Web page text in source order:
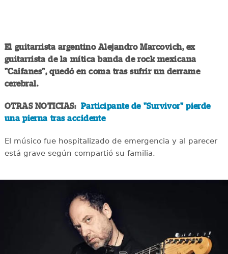
El guitarrista argentino Alejandro Marcovich, ex
guitarrista de la mítica banda de rock mexicana
"Caifanes", quedó en coma tras sufrir un derrame
cerebral.
OTRAS NOTICIAS: Participante de "Survivor" pierde
una pierna tras accidente
El músico fue hospitalizado de emergencia y al parecer
está grave según compartió su familia.